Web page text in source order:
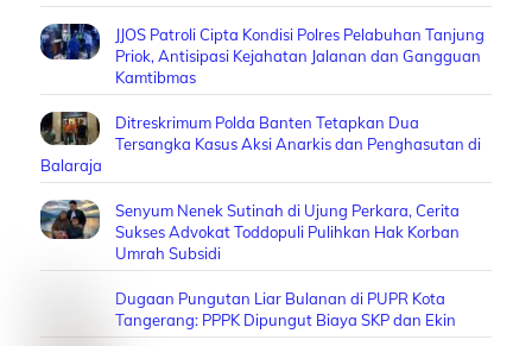
JJOS Patroli Cipta Kondisi Polres Pelabuhan Tanjung
Priok, Antisipasi Kejahatan Jalanan dan Gangguan
Kamtibmas
Ditreskrimum Polda Banten Tetapkan Dua
Tersangka Kasus Aksi Anarkis dan Penghasutan di
Balaraja
Senyum Nenek Sutinah di Ujung Perkara, Cerita
Sukses Advokat Toddopuli Pulihkan Hak Korban
Umrah Subsidi
Dugaan Pungutan Liar Bulanan di PUPR Kota
Tangerang: PPPK Dipungut Biaya SKP dan Ekin